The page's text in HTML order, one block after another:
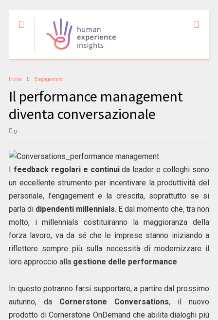
Home Engagement
Il performance management
diventa conversazionale
0
feedback regolari e continuida leader e colleghi sono
un eccellente strumento per incentivare la produttività del
personale, l’engagement e la crescita, soprattutto se si
parla di dipendenti millennials. E dal momento che, tra non
molto, i millennials costituiranno la maggioranza della
forza lavoro, va da sé che le imprese stanno iniziando a
riflettere sempre più sulla necessità di modernizzare il
loro approccio alla gestione delle performance.
In questo potranno farsi supportare, a partire dal prossimo
autunno, da Cornerstone Conversations, il nuovo
prodotto di Cornerstone OnDemand che abilita dialoghi più